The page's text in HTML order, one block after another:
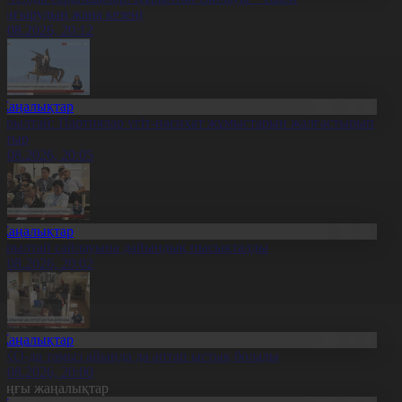
жаңа кезеңі
20:12
Партиялар үгіт-насихат жұмыстарын жалғастырып
20:05
сайлауына дайындық пысықталды
20:02
да тамыз айында да аптап ыстық болады
20:00
жаңалықтар